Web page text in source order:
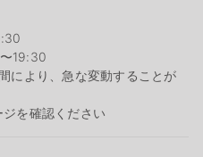
19:30
により、急な変動することが
を確認ください